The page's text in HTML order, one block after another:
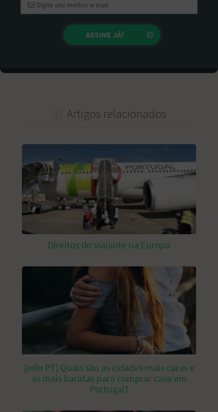
Artigos relacionados
Direitos do viajante na Europa
[info PT] Quais são as cidades mais caras e
as mais baratas para comprar casa em
Portugal?